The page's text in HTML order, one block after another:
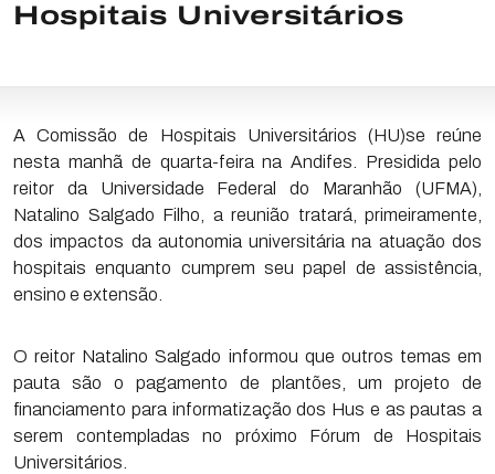
Hospitais Universitários
A Comissão de Hospitais Universitários (HU)se reúne
nesta manhã de quarta-feira na Andifes. Presidida pelo
reitor da Universidade Federal do Maranhão (UFMA),
Natalino Salgado Filho, a reunião tratará, primeiramente,
dos impactos da autonomia universitária na atuação dos
hospitais enquanto cumprem seu papel de assistência,
ensino e extensão.
O reitor Natalino Salgado informou que outros temas em
pauta são o pagamento de plantões, um projeto de
financiamento para informatização dos Hus e as pautas a
serem contempladas no próximo Fórum de Hospitais
Universitários.